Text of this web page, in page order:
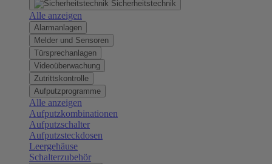
Sicherheitstechnik
Alle anzeigen
Alarmanlagen
Melder und Sensoren
Türsprechanlagen
Videoüberwachung
Zutrittskontrolle
Aufputzprogramme
Alle anzeigen
Aufputzkombinationen
Aufputzschalter
Aufputzsteckdosen
Leergehäuse
Schalterzubehör